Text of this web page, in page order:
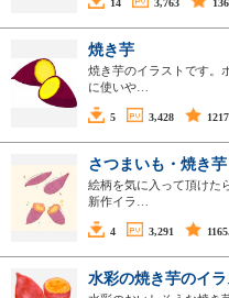
14 3,763
焼き芋
焼き芋のイラストです。
に使いや…
5 3,428
さつまいも・焼き芋
絵柄を気に入って頂けた
新作イラ…
4 3,291
水彩の焼き芋のイラ